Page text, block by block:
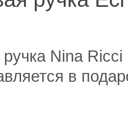
Nina
в